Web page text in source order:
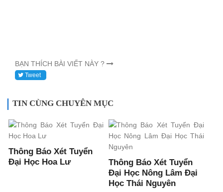
BẠN THÍCH BÀI VIẾT NÀY ?
Tweet
TIN CÙNG CHUYÊN MỤC
Thông Báo Xét Tuyển
Đại Học Hoa Lư
Thông Báo Xét Tuyển
Đại Học Nông Lâm Đại
Học Thái Nguyên